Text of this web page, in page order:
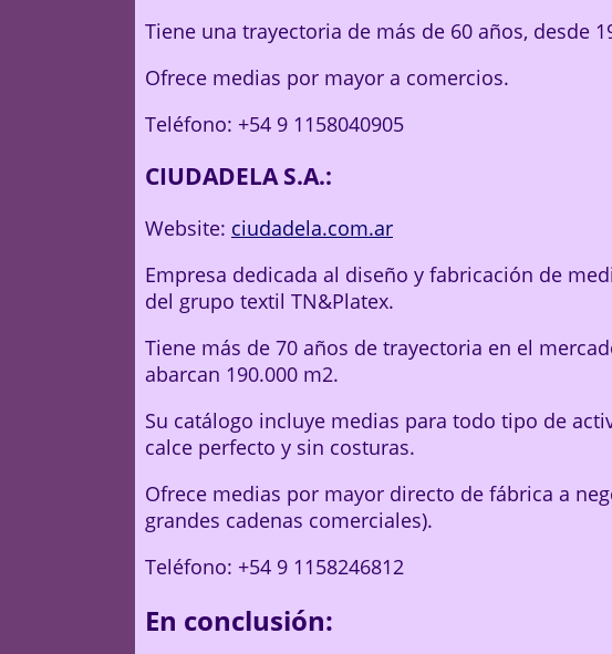
Tiene una trayectoria de más de 60 años, desde
Ofrece medias por mayor a comercios.
Teléfono: +54 9 1158040905
CIUDADELA S.A.:
Website: ciudadela.com.ar
Empresa dedicada al diseño y fabricación de
del grupo textil TN&Platex.
Tiene más de 70 años de trayectoria en el
abarcan 190.000 m2.
Su catálogo incluye medias para todo tipo de
calce perfecto y sin costuras.
Ofrece medias por mayor directo de fábrica a
grandes cadenas comerciales).
Teléfono: +54 9 1158246812
En conclusión: